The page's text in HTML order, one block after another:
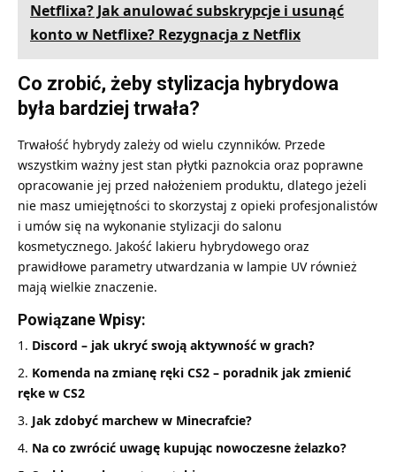
Netflixa? Jak anulować subskrypcje i usunąć
konto w Netflixe? Rezygnacja z Netflix
Co zrobić, żeby stylizacja hybrydowa
była bardziej trwała?
Trwałość hybrydy zależy od wielu czynników. Przede
wszystkim ważny jest stan płytki paznokcia oraz poprawne
opracowanie jej przed nałożeniem produktu, dlatego jeżeli
nie masz umiejętności to skorzystaj z opieki profesjonalistów
i umów się na wykonanie stylizacji do salonu
kosmetycznego. Jakość lakieru hybrydowego oraz
prawidłowe parametry utwardzania w lampie UV również
mają wielkie znaczenie.
Powiązane Wpisy:
Discord – jak ukryć swoją aktywność w grach?
Komenda na zmianę ręki CS2 – poradnik jak zmienić
ręke w CS2
Jak zdobyć marchew w Minecrafcie?
Na co zwrócić uwagę kupując nowoczesne żelazko?